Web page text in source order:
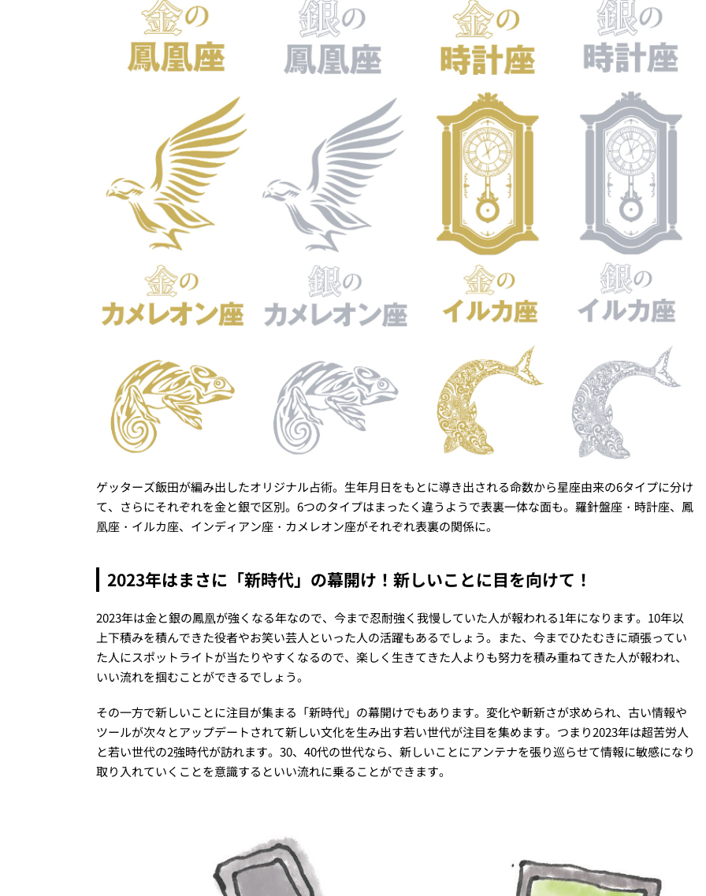
ゲッターズ飯田が編み出したオリジナル占術。生年月日をもとに導き出される命数から星座由来の6タイプに分け
て、さらにそれぞれを金と銀で区別。6つのタイプはまったく違うようで表裏一体な面も。羅針盤座・時計座、鳳
凰座・イルカ座、インディアン座・カメレオン座がそれぞれ表裏の関係に。
2023年はまさに「新時代」の幕開け！新しいことに目を向けて！
2023年は金と銀の鳳凰が強くなる年なので、今まで忍耐強く我慢していた人が報われる1年になります。10年以
上下積みを積んできた役者やお笑い芸人といった人の活躍もあるでしょう。また、今までひたむきに頑張ってい
た人にスポットライトが当たりやすくなるので、楽しく生きてきた人よりも努力を積み重ねてきた人が報われ、
いい流れを掴むことができるでしょう。
その一方で新しいことに注目が集まる「新時代」の幕開けでもあります。変化や斬新さが求められ、古い情報や
ツールが次々とアップデートされて新しい文化を生み出す若い世代が注目を集めます。つまり2023年は超苦労人
と若い世代の2強時代が訪れます。30、40代の世代なら、新しいことにアンテナを張り巡らせて情報に敏感になり
取り入れていくことを意識するといい流れに乗ることができます。